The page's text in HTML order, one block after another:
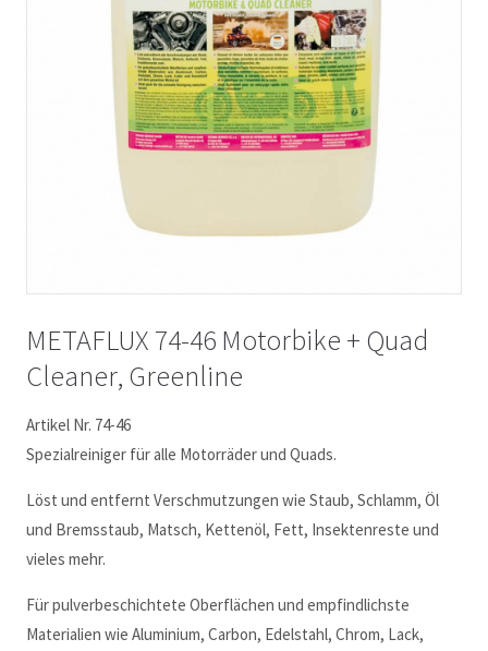
METAFLUX 74-46 Motorbike + Quad
Cleaner, Greenline
Artikel Nr. 74-46
Spezialreiniger für alle Motorräder und Quads.
Löst und entfernt Verschmutzungen wie Staub, Schlamm, Öl
und Bremsstaub, Matsch, Kettenöl, Fett, Insektenreste und
vieles mehr.
Für pulverbeschichtete Oberflächen und empfindlichste
Materialien wie Aluminium, Carbon, Edelstahl, Chrom, Lack,